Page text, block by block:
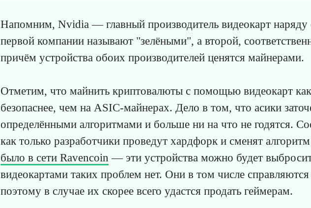
Напомним, Nvidia — главный производитель видеокарт
первой компании называют "зелёными", а второй,
причём устройства обоих производителей ценятся майнерами.
Отметим, что майнить криптовалюты с помощью видеокарт
безопаснее, чем на ASIC-майнерах. Дело в том, что асики
определёнными алгоритмами и больше ни на что не годятся.
как только разработчики проведут хардфорк и сменят
было в сети Ravencoin — эти устройства можно будет
видеокартами таких проблем нет. Они в том числе
поэтому в случае их скорее всего удастся продать геймерам.